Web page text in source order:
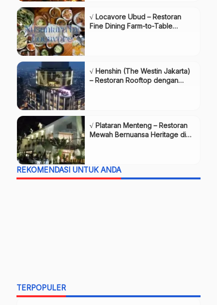
√ Locavore Ubud – Restoran
Fine Dining Farm-to-Table
√ Henshin (The Westin Jakarta)
– Restoran Rooftop dengan
√ Plataran Menteng – Restoran
Mewah Bernuansa Heritage di
REKOMENDASI UNTUK ANDA
TERPOPULER